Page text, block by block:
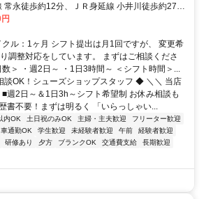
常永徒歩約12分、ＪＲ身延線 小井川徒歩約27
歩約36分 「常永」駅から徒歩15分
ル：1ヶ月 シフト提出は月1回ですが、 変更希
調整対応をしています。 まずはご相談くださ
＞ ・週2日～ ・1日3時間～ ＜シフト時間＞...
OK！シューズショップスタッフ ◆ ＼＼ 当店
週2日～＆1日3h～シフト希望制 お休み相談も
書不要！まずは明るく 「いらっしゃい...
内OK 土日祝のみOK 主婦・主夫歓迎
フリーター歓迎
車通勤OK 学生歓迎 未経験者歓迎 午前
経験者歓迎
研修あり 夕方 ブランクOK 交通費支給
長期歓迎